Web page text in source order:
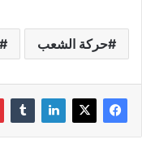
حركة الشعب